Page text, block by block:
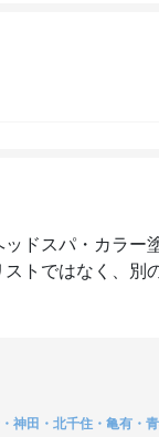
ドスパ・カラー
トではなく、別
神田・北千住・亀有・